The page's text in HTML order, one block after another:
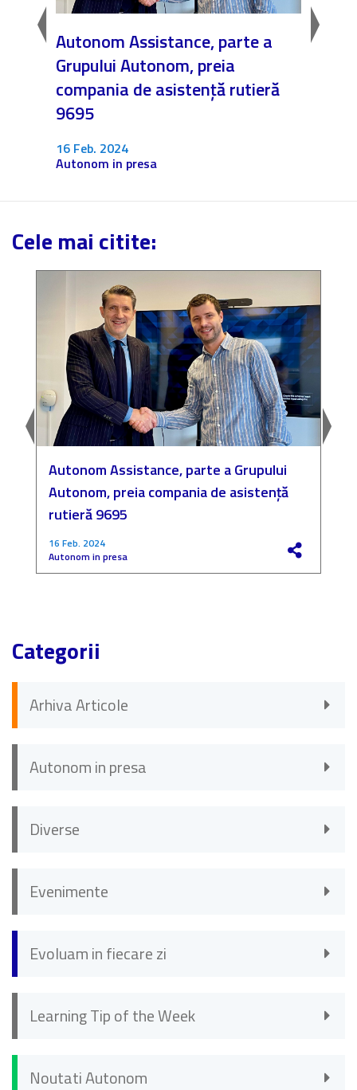
Autonom Assistance, parte a
Grupului Autonom, preia
compania de asistență rutieră
9695
16 Feb. 2024
Autonom in presa
Cele mai citite:
Autonom Assistance, parte a Grupului
Autonom, preia compania de asistență
rutieră 9695
16 Feb. 2024
Autonom in presa
Categorii
Arhiva Articole
Autonom in presa
Diverse
Evenimente
Evoluam in fiecare zi
Learning Tip of the Week
Noutati Autonom